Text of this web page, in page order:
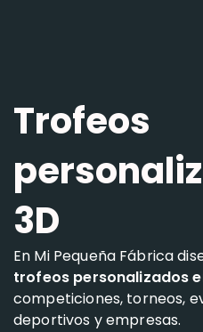
Trofeos
3D
En Mi Pequeña Fábrica
trofeos personalizados
competiciones, torneos,
deportivos y empresas.